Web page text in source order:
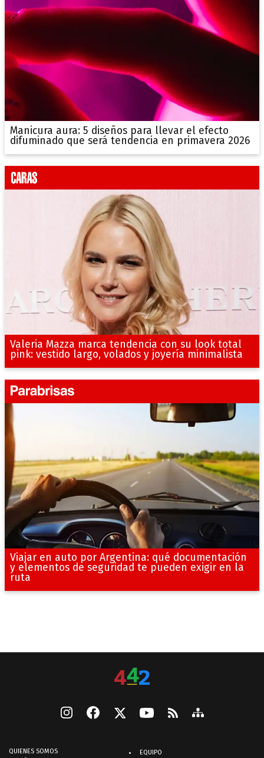
Manicura aura: 5 diseños para llevar el efecto
difuminado que será tendencia en primavera 2026
Valeria Mazza marca tendencia con su look total
pink: vestido largo, volados y joyería minimalista
Viajar en auto por Argentina: qué documentación
y elementos de seguridad te pueden exigir en la
ruta
QUIENES SOMOS
EQUIPO